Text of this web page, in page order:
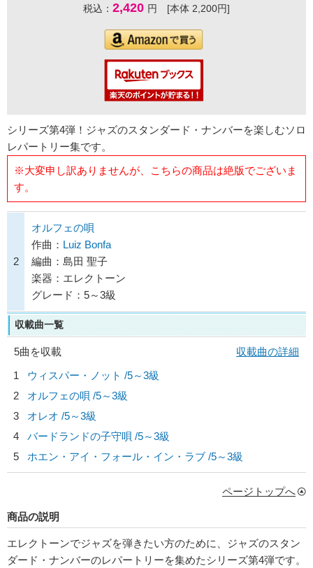
税込： 2,420 円 [本体 2,200円]
シリーズ第4弾！ジャズのスタンダード・ナンバーを楽しむソロ
レパートリー集です。
※大変申し訳ありませんが、こちらの商品は絶版でございま
す。
2
オルフェの唄
作曲： Luiz Bonfa
編曲：島田 聖子
楽器：エレクトーン
グレード：5～3級
収載曲一覧
5曲を収載
収載曲の詳細
1
ウィスパー・ノット /5～3級
2
オルフェの唄 /5～3級
3
オレオ /5～3級
4
バードランドの子守唄 /5～3級
5
ホエン・アイ・フォール・イン・ラブ /5～3級
ページトップへ
商品の説明
エレクトーンでジャズを弾きたい方のために、ジャズのスタン
ダード・ナンバーのレパートリーを集めたシリーズ第4弾です。